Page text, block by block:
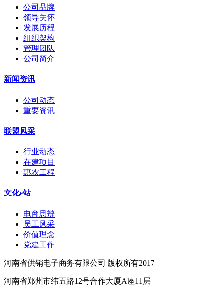
公司品牌
领导关怀
发展历程
组织架构
管理团队
公司简介
新闻资讯
公司动态
重要资讯
联盟风采
行业动态
在建项目
惠农工程
文化e站
电商思辨
员工风采
价值理念
党建工作
河南省供销电子商务有限公司 版权所有2017
河南省郑州市纬五路12号合作大厦A座11层